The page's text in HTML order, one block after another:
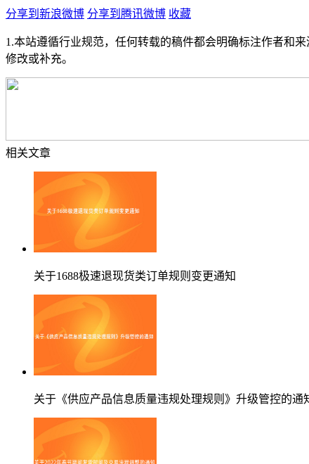
分享到新浪微博 分享到腾讯微博 收藏
1.本站遵循行业规范，任何转载的稿件都会明确标注作者和
修改或补充。
相关文章
关于1688极速退现货类订单规则变更通知
关于《供应产品信息质量违规处理规则》升级管控的通